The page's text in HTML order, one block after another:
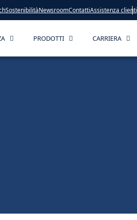
SostenibilitàNewsroomContattiAssistenza clienti
PRODOTTI CARRIERA